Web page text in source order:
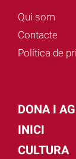
Qui som
Contacte
Política de
DONA I
INICI
CULTURA